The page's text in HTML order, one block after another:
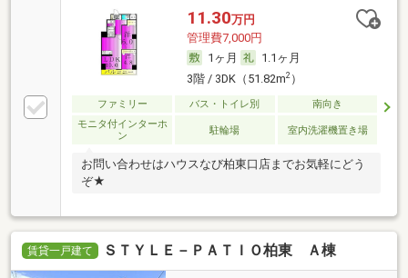
11.30万円
管理費7,000円
1ヶ月
1.1ヶ月
3階 / 3DK（51.82m2）
ファミリー バス・トイレ別
南向き
モニタ付インターホ
ン
駐輪場 室内洗濯機置き場
お問い合わせはハウスなび柏東口店までお気軽にどう
ぞ★
賃貸一戸建て ＳＴＹＬＥ－ＰＡＴＩＯ柏東 Ａ棟